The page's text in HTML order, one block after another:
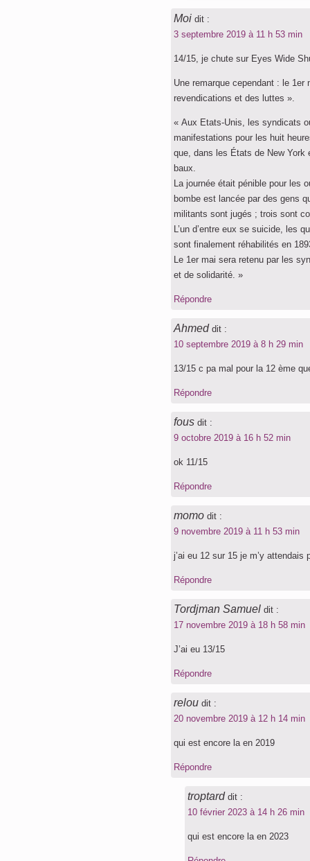
Moi dit :
3 septembre 2019 à 11 h 53 min
14/15, je chute sur Eyes Wide
Une remarque cependant : le
revendications et des luttes ».
« Aux Etats-Unis, les syndicats
manifestations pour les huit
que, dans les États de New York
baux.
La journée était pénible pour les
bombe est lancée par des gens
militants sont jugés ; trois sont
L’un d’entre eux se suicide, les
sont finalement réhabilités en
Le 1er mai sera retenu par les
et de solidarité. »
Répondre
Ahmed dit :
10 septembre 2019 à 8 h 29 min
13/15 c pa mal pour la 12 ème
Répondre
fous dit :
9 octobre 2019 à 16 h 52 min
ok 11/15
Répondre
momo dit :
9 novembre 2019 à 11 h 53 min
j’ai eu 12 sur 15 je m’y attendais
Répondre
Tordjman Samuel dit :
17 novembre 2019 à 18 h 58 min
J’ai eu 13/15
Répondre
relou dit :
20 novembre 2019 à 12 h 14 min
qui est encore la en 2019
Répondre
troptard dit :
10 février 2023 à 14 h 26 min
qui est encore la en 2023